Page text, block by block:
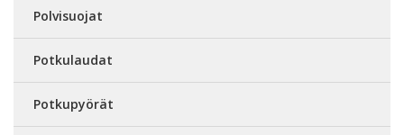
Polvisuojat
Potkulaudat
Potkupyörät